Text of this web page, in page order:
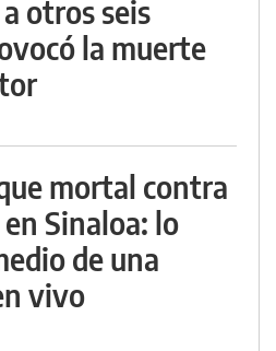
otros seis
la muerte
mortal contra
Sinaloa: lo
de una
vivo